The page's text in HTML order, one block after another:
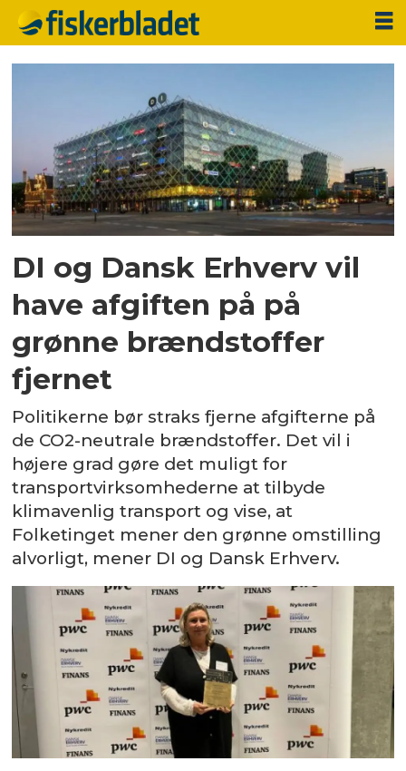
Tag:
dansk
erhverv
DI og Dansk Erhverv vil
have afgiften på på
grønne brændstoffer
fjernet
Politikerne bør straks fjerne afgifterne på
de CO2-neutrale brændstoffer. Det vil i
højere grad gøre det muligt for
transportvirksomhederne at tilbyde
klimavenlig transport og vise, at
Folketinget mener den grønne omstilling
alvorligt, mener DI og Dansk Erhverv.